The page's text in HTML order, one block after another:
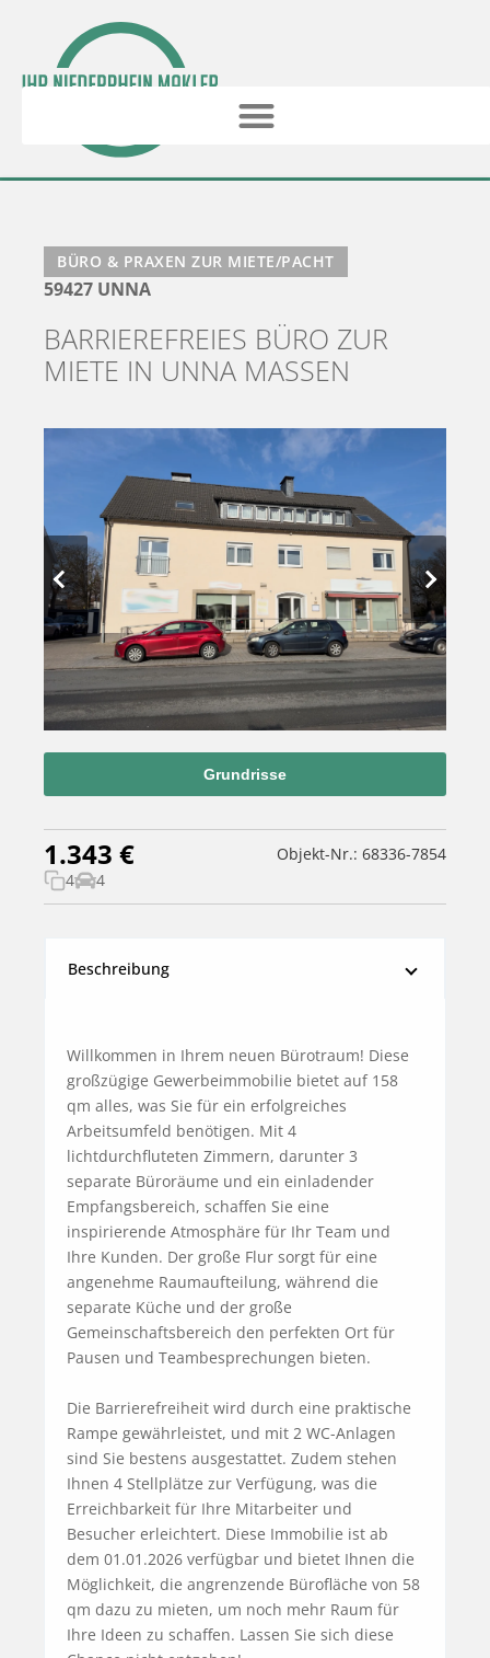
BÜRO & PRAXEN ZUR MIETE/PACHT
59427 UNNA
BARRIEREFREIES BÜRO ZUR
MIETE IN UNNA MASSEN
Grundrisse
1.343 €
Objekt-Nr.: 68336-7854
4
4
Beschreibung
Willkommen in Ihrem neuen Bürotraum! Diese
großzügige Gewerbeimmobilie bietet auf 158
qm alles, was Sie für ein erfolgreiches
Arbeitsumfeld benötigen. Mit 4
lichtdurchfluteten Zimmern, darunter 3
separate Büroräume und ein einladender
Empfangsbereich, schaffen Sie eine
inspirierende Atmosphäre für Ihr Team und
Ihre Kunden. Der große Flur sorgt für eine
angenehme Raumaufteilung, während die
separate Küche und der große
Gemeinschaftsbereich den perfekten Ort für
Pausen und Teambesprechungen bieten.
Die Barrierefreiheit wird durch eine praktische
Rampe gewährleistet, und mit 2 WC-Anlagen
sind Sie bestens ausgestattet. Zudem stehen
Ihnen 4 Stellplätze zur Verfügung, was die
Erreichbarkeit für Ihre Mitarbeiter und
Besucher erleichtert. Diese Immobilie ist ab
dem 01.01.2026 verfügbar und bietet Ihnen die
Möglichkeit, die angrenzende Bürofläche von 58
qm dazu zu mieten, um noch mehr Raum für
Ihre Ideen zu schaffen. Lassen Sie sich diese